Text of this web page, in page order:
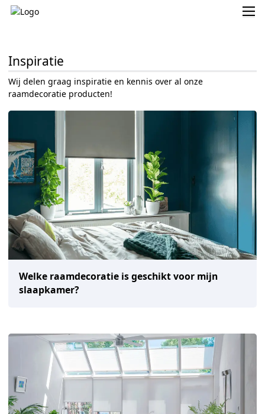
Inspiratie
Wij delen graag inspiratie en kennis over al onze
raamdecoratie producten!
Welke raamdecoratie is geschikt voor mijn
slaapkamer?